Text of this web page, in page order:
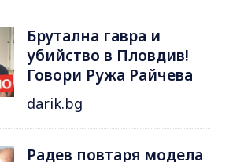
Брутална гавра и
убийство в Пловдив!
Говори Ружа Райчева
darik.bg
Радев повтаря модела